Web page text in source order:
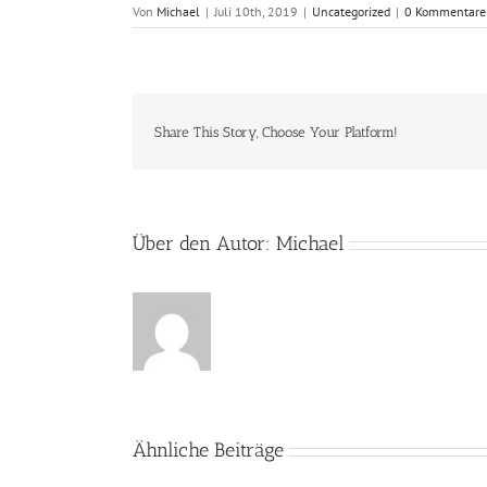
Von Michael | Juli 10th, 2019 | Uncategorized | 0 Kommentare
Share This Story, Choose Your Platform!
Über den Autor: Michael
Ähnliche Beiträge